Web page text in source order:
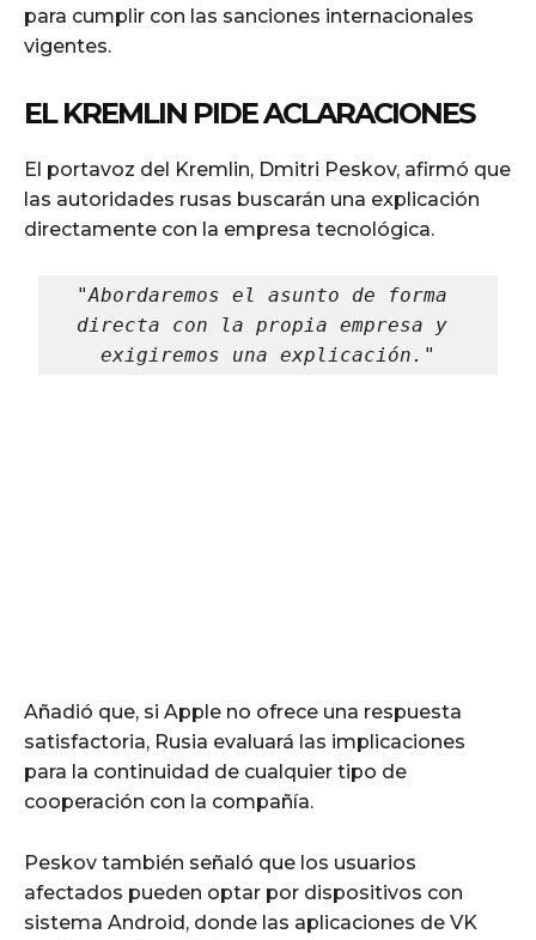
para cumplir con las sanciones internacionales
vigentes.
EL KREMLIN PIDE ACLARACIONES
El portavoz del Kremlin, Dmitri Peskov, afirmó que
las autoridades rusas buscarán una explicación
directamente con la empresa tecnológica.
"Abordaremos el asunto de forma
directa con la propia empresa y
exigiremos una explicación."
Añadió que, si Apple no ofrece una respuesta
satisfactoria, Rusia evaluará las implicaciones
para la continuidad de cualquier tipo de
cooperación con la compañía.
Peskov también señaló que los usuarios
afectados pueden optar por dispositivos con
sistema Android, donde las aplicaciones de VK